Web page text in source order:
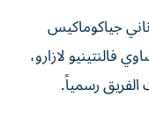
جياكوماكيس
فالنتينيو لازارو،
رسمياً.